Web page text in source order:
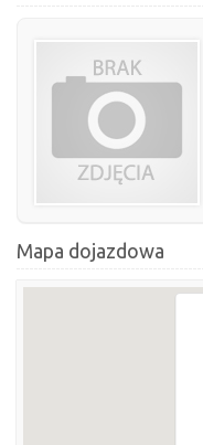
Mapa dojazdowa